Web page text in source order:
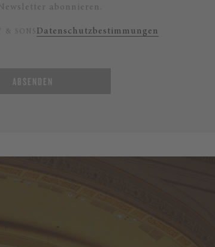
abonnieren.
& SONS Datenschutzbestimmungen
ABSENDEN